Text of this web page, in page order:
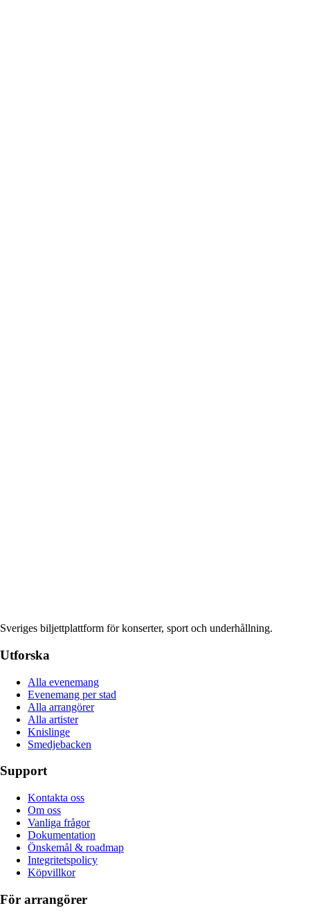
Sveriges biljettplattform för konserter, sport och underhållning.
Utforska
Alla evenemang
Evenemang per stad
Alla arrangörer
Alla artister
Knislinge
Smedjebacken
Support
Kontakta oss
Om oss
Vanliga frågor
Dokumentation
Önskemål & roadmap
Integritetspolicy
Köpvillkor
För arrangörer